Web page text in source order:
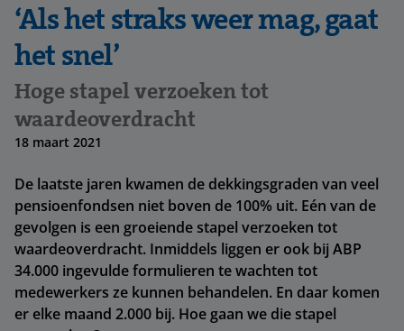
‘Als het straks weer mag, gaat
het snel’
Hoge stapel verzoeken tot
waardeoverdracht
18 maart 2021
De laatste jaren kwamen de dekkingsgraden van veel
pensioenfondsen niet boven de 100% uit. Eén van de
gevolgen is een groeiende stapel verzoeken tot
waardeoverdracht. Inmiddels liggen er ook bij ABP
34.000 ingevulde formulieren te wachten tot
medewerkers ze kunnen behandelen. En daar komen
er elke maand 2.000 bij. Hoe gaan we die stapel